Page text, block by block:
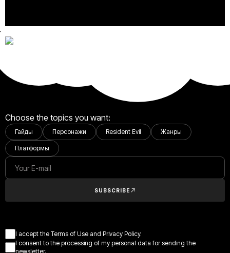
Choose the topics you want:
Гайды Персонажи Resident Evil Жанры
Платформы
SUBSCRIBE
I accept the Terms of Use and Privacy Policy.
I consent to the processing of my personal data for sending the
newsletter.